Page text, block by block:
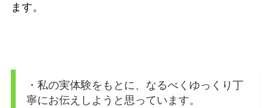
ます。
・私の実体験をもとに、なるべくゆっくり丁
寧にお伝えしようと思っています。